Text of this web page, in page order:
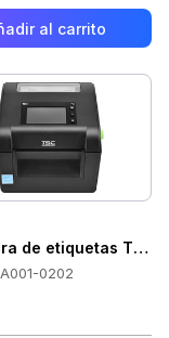
al carrito
UHF, Cortadora,
de etiquetas TSC
0202